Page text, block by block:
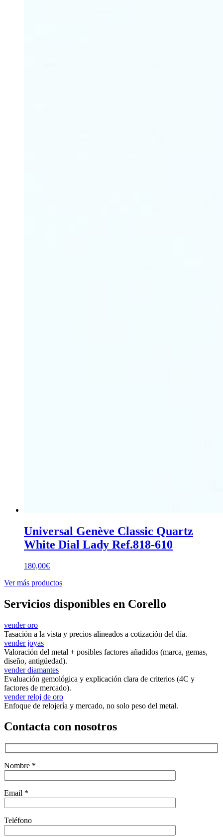
Universal Genève Classic Quartz
White Dial Lady Ref.818-610
180,00€
Ver más productos
Servicios disponibles en Corello
vender oro
Tasación a la vista y precios alineados a cotización del día.
vender joyas
Valoración del metal + posibles factores añadidos (marca, gemas,
diseño, antigüedad).
vender diamantes
Evaluación gemológica y explicación clara de criterios (4C y
factores de mercado).
vender reloj de oro
Enfoque de relojería y mercado, no solo peso del metal.
Contacta con nosotros
Nombre *
Email *
Teléfono